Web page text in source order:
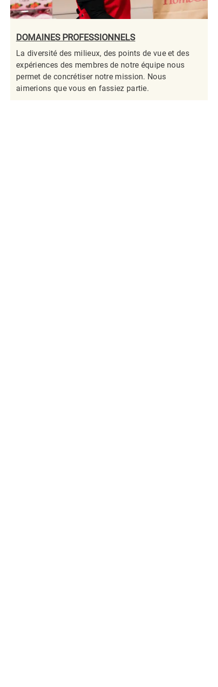
DOMAINES PROFESSIONNELS
La diversité des milieux, des points de vue et des
expériences des membres de notre équipe nous
permet de concrétiser notre mission. Nous
aimerions que vous en fassiez partie.​​​​​​​